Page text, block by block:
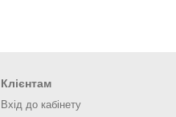
Клієнтам
Вхід до кабінету